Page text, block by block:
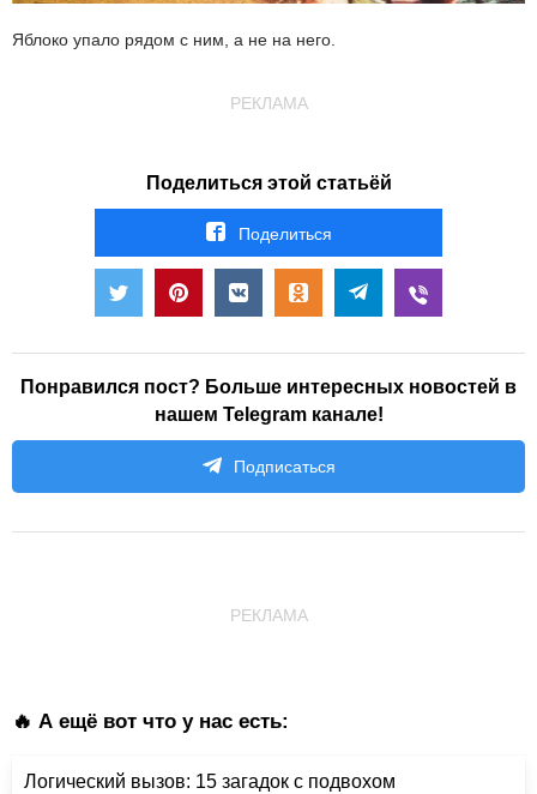
Яблоко упало рядом с ним, а не на него.
РЕКЛАМА
Поделиться этой статьёй
Поделиться
Понравился пост? Больше интересных новостей в
нашем Telegram канале!
Подписаться
РЕКЛАМА
🔥 А ещё вот что у нас есть:
Логический вызов: 15 загадок с подвохом